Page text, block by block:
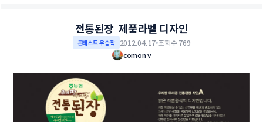
전통된장 제품라벨 디자인
콘테스트 우승작 2012.04.17 조회수 769
comon v